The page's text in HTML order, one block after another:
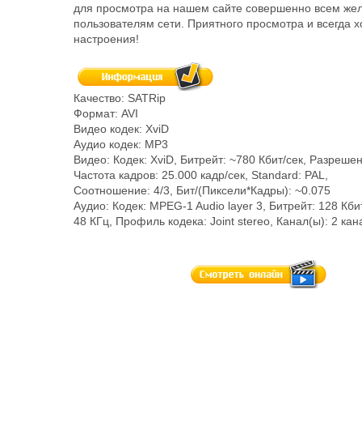
для просмотра на нашем сайте совершенно всем
пользователям сети. Приятного просмотра и всегда
настроения!
Качество: SATRip
Формат: AVI
Видео кодек: XviD
Аудио кодек: MP3
Видео: Кодек: XviD, Битрейт: ~780 Кбит/сек,
Частота кадров: 25.000 кадр/сек, Standard: PAL,
Соотношение: 4/3, Бит/(Пиксели*Кадры): ~0.075
Аудио: Кодек: MPEG-1 Audio layer 3, Битрейт: 128
48 КГц, Профиль кодека: Joint stereo, Канал(ы): 2